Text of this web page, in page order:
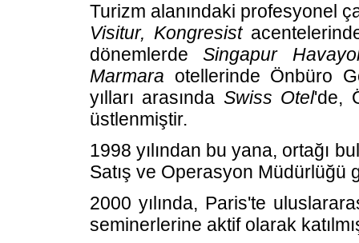
Turizm alanındaki profesyonel
Visitur, Kongresist
dönemlerdeSingapur
Marmara otellerinde Önbüro
yılları arasında Swiss Otel'de,
üstlenmiştir.
1998 yılından bu yana, ortağı
Satış ve Operasyon Müdürlüğü
2000 yılında, Paris'te
seminerlerine aktif olarak